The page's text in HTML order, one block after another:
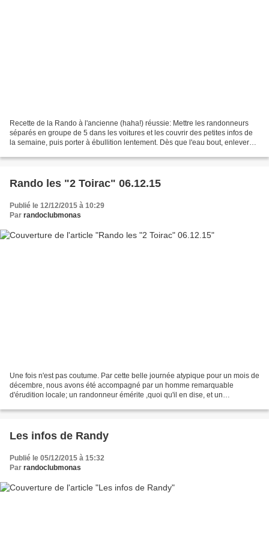
Recette de la Rando à l'ancienne (haha!) réussie: Mettre les randonneurs
séparés en groupe de 5 dans les voitures et les couvrir des petites infos de
la semaine, puis porter à ébullition lentement. Dès que l'eau bout, enlever
Rando les "2 Toirac" 06.12.15
Publié le 12/12/2015 à 10:29
Par randoclubmonas
Une fois n'est pas coutume. Par cette belle journée atypique pour un mois de
décembre, nous avons été accompagné par un homme remarquable
d'érudition locale; un randonneur émérite ,quoi qu'il en dise, et un
Les infos de Randy
Publié le 05/12/2015 à 15:32
Par randoclubmonas